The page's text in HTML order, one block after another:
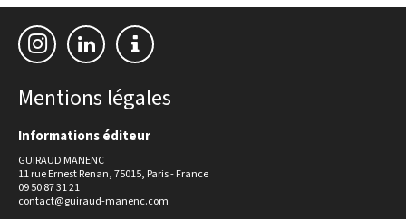
Mentions légales
Informations éditeur
GUIRAUD MANENC
11 rue Ernest Renan, 75015, Paris - France
09 50 87 31 21
contact@guiraud-manenc.com